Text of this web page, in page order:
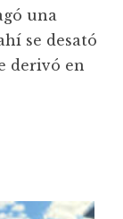
una
se desató
derivó en